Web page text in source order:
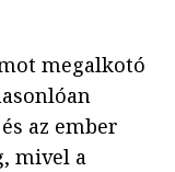
megalkotó
az ember
mivel a